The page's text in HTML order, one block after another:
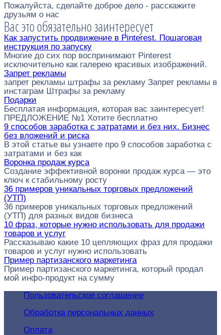
Пожалуйста, сделайте доброе дело - расскажите
друзьям о нас
Вас это обязательно заинтересует
Как запустить продвижение в Pinterest. Пошаговая
инструкция по запуску
Многие до сих пор воспринимают Pinterest
исключительно как галерею красивых изображений.
Запрет рекламы
запрет рекламы штрафы за рекламу Запрет рекламы в
инстаграм Штрафы за рекламу
Подарки
Бесплатая информация, которая вас заинтересует!
ПРЕДЛОЖЕНИЕ №1 Хотите бесплатно
9 способов заработка с затратами и без них. Бизнес
без вложений и риска
В этой статье вы узнаете про 9 способов заработка с
затратами и без как
Воронка продаж курса
Создание эффективной воронки продаж курса — это
ключ к стабильному росту
36 примеров уникальных торговых предложений
(УТП)
36 примеров уникальных торговых предложений
(УТП) для разных видов бизнеса
10 фраз, которые нужно использовать для продажи
товаров и услуг
Рассказываю какие 10 цепляющих фраз для продажи
товаров и услуг нужно использовать
Пример партизанского маркетинга
Пример партизанского маркетинга, который продал
мой инфо-продукт на сумму
Пользовательское соглашение
Обработка персональных данных
Оплата